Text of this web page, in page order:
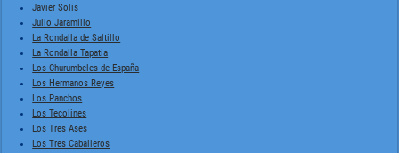
Javier Solis
Julio Jaramillo
La Rondalla de Saltillo
La Rondalla Tapatia
Los Churumbeles de España
Los Hermanos Reyes
Los Panchos
Los Tecolines
Los Tres Ases
Los Tres Caballeros